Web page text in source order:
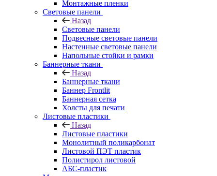
Монтажные пленки
Световые панели
Назад
Световые панели
Подвесные световые панели
Настенные световые панели
Напольные стойки и рамки
Баннерные ткани
Назад
Баннерные ткани
Баннер Frontlit
Баннерная сетка
Холсты для печати
Листовые пластики
Назад
Листовые пластики
Монолитный поликарбонат
Листовой ПЭТ пластик
Полистирол листовой
АБС-пластик